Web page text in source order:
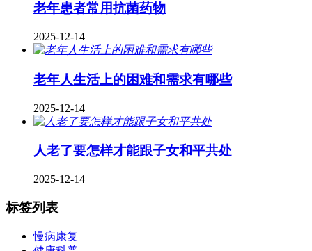
老年患者常用抗菌药物
2025-12-14
老年人生活上的困难和需求有哪些
2025-12-14
人老了要怎样才能跟子女和平共处
2025-12-14
标签列表
慢病康复